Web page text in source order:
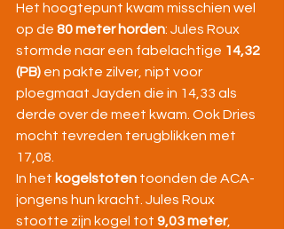
Het hoogtepunt kwam misschien wel
op de 80 meter horden: Jules Roux
stormde naar een fabelachtige 14,32
(PB) en pakte zilver, nipt voor
ploegmaat Jayden die in 14,33 als
derde over de meet kwam. Ook Dries
mocht tevreden terugblikken met
17,08.
In het kogelstoten toonden de ACA-
jongens hun kracht. Jules Roux
stootte zijn kogel tot 9,03 meter,